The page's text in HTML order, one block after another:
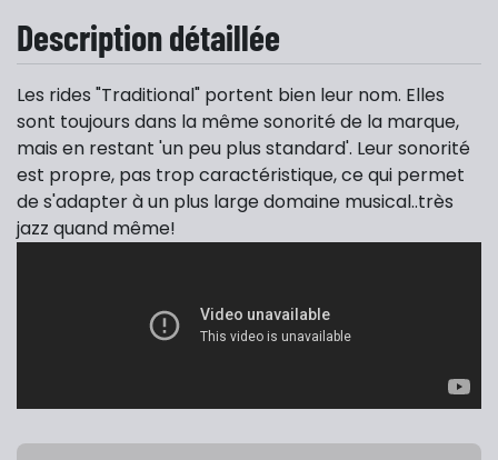
Description détaillée
Les rides "Traditional" portent bien leur nom. Elles
sont toujours dans la même sonorité de la marque,
mais en restant 'un peu plus standard'. Leur sonorité
est propre, pas trop caractéristique, ce qui permet
de s'adapter à un plus large domaine musical..très
jazz quand même!